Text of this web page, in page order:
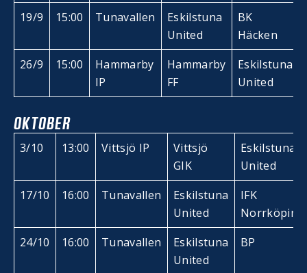
19/9
15:00 Tunavallen
Eskilstuna
United
BK
Häcken
26/9
15:00
Hammarby
IP
Hammarby
FF
Eskilstuna
United
OKTOBER
3/10 13:00 Vittsjö IP
Vittsjö
GIK
Eskilstuna
United
17/10
16:00 Tunavallen
Eskilstuna
United
IFK
Norrköping
24/10
16:00 Tunavallen
Eskilstuna
United
BP